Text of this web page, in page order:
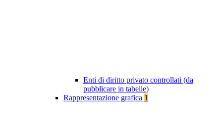
Enti di diritto privato controllati (da
pubblicare in tabelle)
Rappresentazione grafica 1